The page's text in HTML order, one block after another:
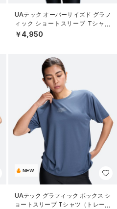
UAテック オーバーサイズド グラフ
ィック ショートスリーブ Tシャツ
（トレーニング/WOMEN）
￥4,950
NEW
UAテック グラフィック ボックス シ
ョートスリーブ Tシャツ（トレーニ